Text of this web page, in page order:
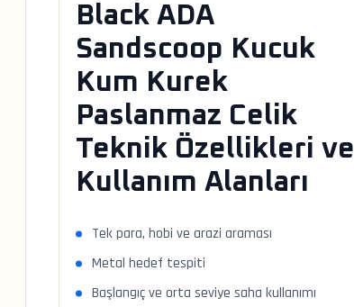
Black ADA
Sandscoop Kucuk
Kum Kurek
Paslanmaz Celik
Teknik Özellikleri ve
Kullanım Alanları
Tek para, hobi ve arazi araması
Metal hedef tespiti
Başlangıç ve orta seviye saha kullanımı